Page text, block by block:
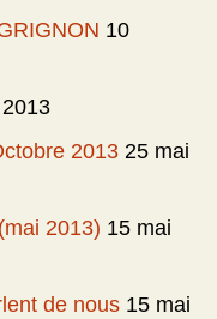
10
2013 25 mai
2013) 15 mai
de nous 15 mai